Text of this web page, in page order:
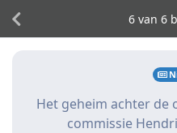
Het geheim achter de
commissie
6 van 6